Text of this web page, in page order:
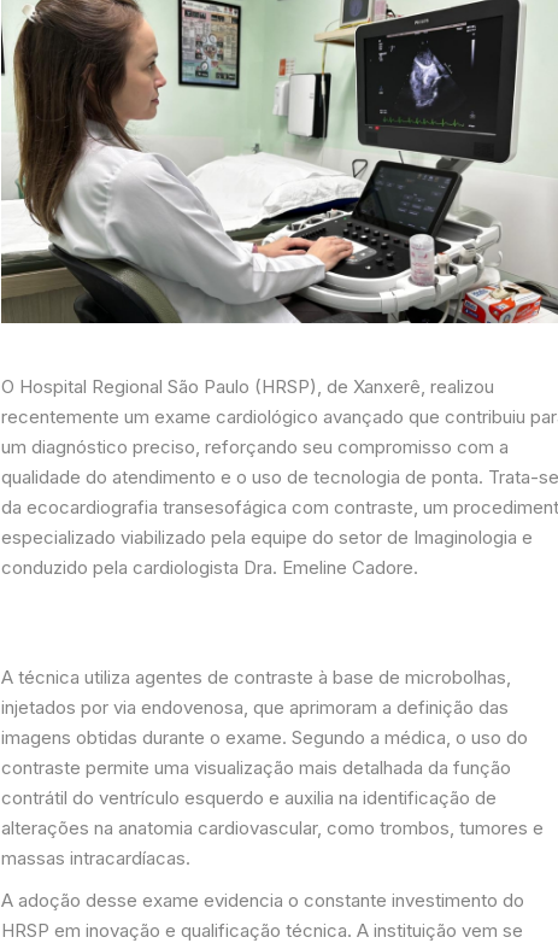
O Hospital Regional São Paulo (HRSP), de Xanxerê, realizou
recentemente um exame cardiológico avançado que contribuiu
um diagnóstico preciso, reforçando seu compromisso com a
qualidade do atendimento e o uso de tecnologia de ponta. Trata-
da ecocardiografia transesofágica com contraste, um
especializado viabilizado pela equipe do setor de Imaginologia e
conduzido pela cardiologista Dra. Emeline Cadore.
A técnica utiliza agentes de contraste à base de microbolhas,
injetados por via endovenosa, que aprimoram a definição das
imagens obtidas durante o exame. Segundo a médica, o uso do
contraste permite uma visualização mais detalhada da função
contrátil do ventrículo esquerdo e auxilia na identificação de
alterações na anatomia cardiovascular, como trombos, tumores e
massas intracardíacas.
A adoção desse exame evidencia o constante investimento do
HRSP em inovação e qualificação técnica. A instituição vem se